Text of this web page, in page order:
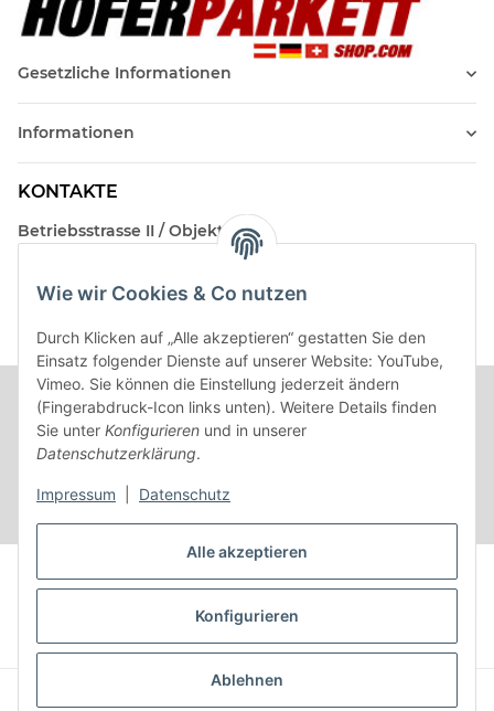
Alle akzeptieren
Konfigurieren
Ablehnen
Wie wir Cookies & Co nutzen
Durch Klicken auf „Alle akzeptieren“ gestatten Sie den
Einsatz folgender Dienste auf unserer Website: YouTube,
Vimeo. Sie können die Einstellung jederzeit ändern
(Fingerabdruck-Icon links unten). Weitere Details finden
Sie unter Konfigurieren und in unserer
Datenschutzerklärung.
Impressum Datenschutz
Gesetzliche Informationen
Informationen
KONTAKTE
Betriebsstrasse II / Objekt 17
Kontakt
Vertrag widerrufen
* Alle Preise inkl. gesetzlicher USt.